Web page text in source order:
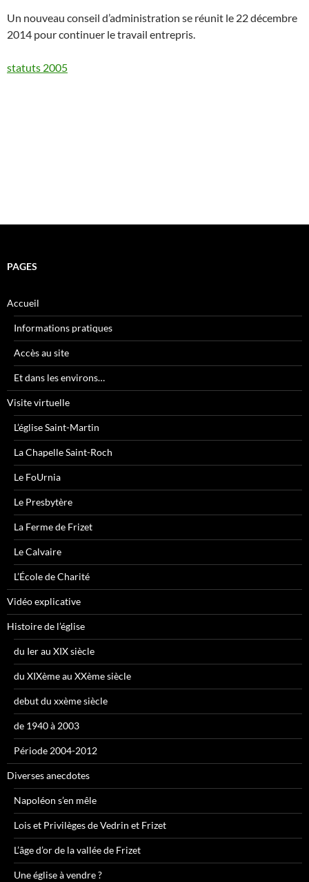
Un nouveau conseil d’administration se réunit le 22 décembre
2014 pour continuer le travail entrepris.
statuts 2005
PAGES
Accueil
Informations pratiques
Accès au site
Et dans les environs…
Visite virtuelle
L’église Saint-Martin
La Chapelle Saint-Roch
Le FoUrnia
Le Presbytère
La Ferme de Frizet
Le Calvaire
L’École de Charité
Vidéo explicative
Histoire de l’église
du Ier au XIX siècle
du XIXème au XXème siècle
debut du xxème siècle
de 1940 à 2003
Période 2004-2012
Diverses anecdotes
Napoléon s’en mêle
Lois et Privilèges de Vedrin et Frizet
L’âge d’or de la vallée de Frizet
Une église à vendre ?